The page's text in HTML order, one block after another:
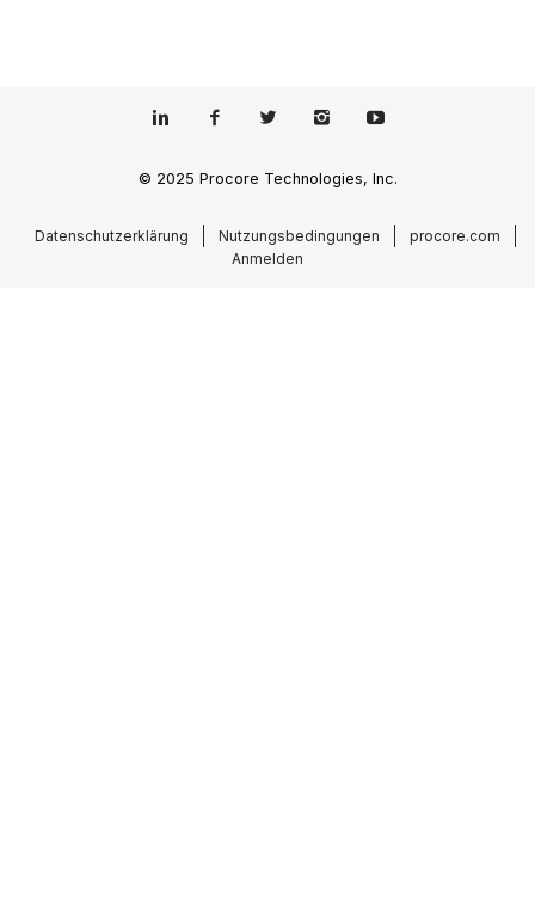
© 2025 Procore Technologies, Inc.
Datenschutzerklärung Nutzungsbedingungen
procore.com
Anmelden